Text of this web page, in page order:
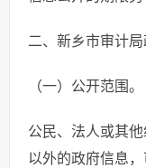
二、新乡市审计
（一）公开范围。
公民、法人或其
以外的政府信息